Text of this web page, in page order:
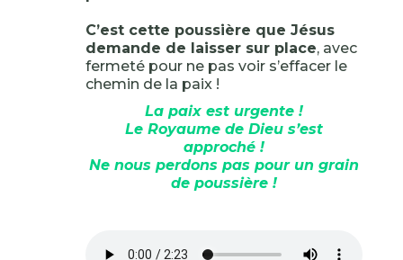
C’est cette poussière que Jésus
demande de laisser sur place, avec
fermeté pour ne pas voir s’effacer le
chemin de la paix !
La paix est urgente !
Le Royaume de Dieu s’est
approché !
Ne nous perdons pas pour un grain
de poussière !